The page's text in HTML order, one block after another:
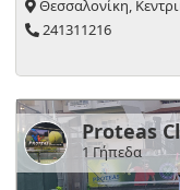
Θεσσαλονίκη,
241311216
Proteas
1 Γήπεδα